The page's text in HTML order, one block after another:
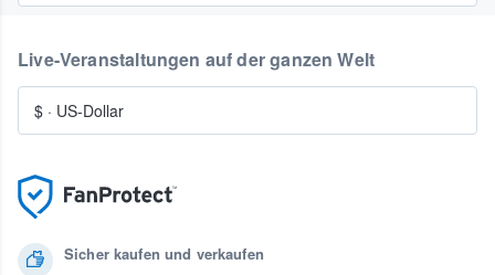
Sicher kaufen und verkaufen
Live-Veranstaltungen auf der ganzen Welt
$ · US-Dollar